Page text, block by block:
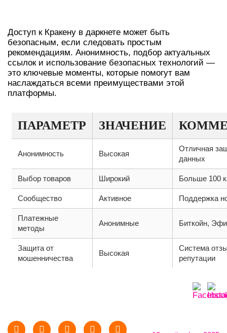
Доступ к Кракену в даркнете может быть
безопасным, если следовать простым
рекомендациям. Анонимность, подбор актуальных
ссылок и использование безопасных технологий —
это ключевые моменты, которые помогут вам
наслаждаться всеми преимуществами этой
платформы.
ПАРАМЕТР ЗНАЧЕНИЕ
Анонимность Высокая
Отличная
данных
Выбор товаров Широкий Больше 100
Сообщество Активное Поддержка
Платежные
методы
Анонимные Биткойн,
Защита от
мошенничества
Высокая
Система
репутации